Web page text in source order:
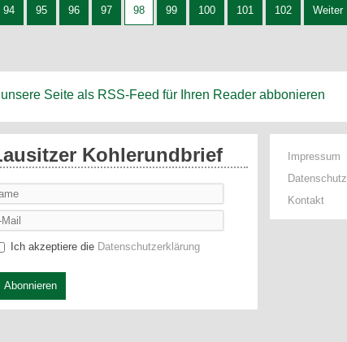
94 95 96 97 98 99 100 101 102 Weiter
Seite als RSS-Feed für Ihren Reader abbonieren
Kohlerundbrief
Ich akzeptiere die Datenschutzerklärung
Abonnieren
Impressum
Datenschutz
Kontakt